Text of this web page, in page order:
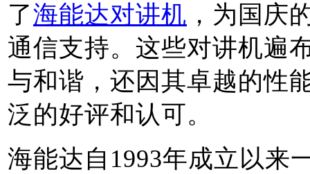
了海能达对讲机 ，为国庆
通信支持。这些对讲机遍
与和谐，还因其卓越的性
泛的好评和认可。
海能达自1993年成立以来